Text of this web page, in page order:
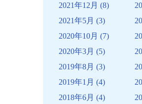
2021年12月 (8)
2021年5月 (3)
2020年10月 (7)
2020年3月 (5)
2019年8月 (3)
2019年1月 (4)
2018年6月 (4)